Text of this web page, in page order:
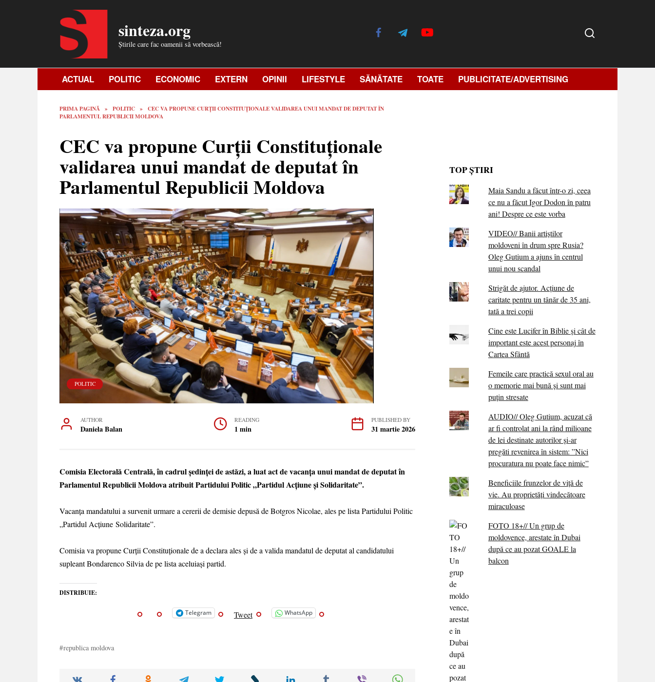
sinteza.org
Știrile care fac oamenii să vorbească!
ACTUAL POLITIC ECONOMIC EXTERN OPINII LIFESTYLE SĂNĂTATE TOATE PUBLICITATE/ADVERTISING
PRIMA PAGINĂ » POLITIC »
CEC VA PROPUNE CURȚII CONSTITUȚIONALE VALIDAREA UNUI MANDAT DE DEPUTAT ÎN
PARLAMENTUL REPUBLICII MOLDOVA
CEC va propune Curții Constituționale
validarea unui mandat de deputat în
Parlamentul Republicii Moldova
POLITIC
AUTHOR
Daniela Balan
READING
1 min
PUBLISHED BY
31 martie 2026
Comisia Electorală Centrală, în cadrul ședinței de astăzi, a luat act de vacanța unui mandat de deputat în
Parlamentul Republicii Moldova atribuit Partidului Politic „Partidul Acțiune și Solidaritate”.
Vacanța mandatului a survenit urmare a cererii de demisie depusă de Botgros Nicolae, ales pe lista Partidului Politic
„Partidul Acțiune Solidaritate”.
Comisia va propune Curții Constituționale de a declara ales și de a valida mandatul de deputat al candidatului
supleant Bondarenco Silvia de pe lista aceluiași partid.
DISTRIBUIE:
Telegram Tweet WhatsApp
republica moldova
TOP ȘTIRI
Maia Sandu a făcut într-o zi, ceea
ce nu a făcut Igor Dodon în patru
ani! Despre ce este vorba
VIDEO// Banii artiștilor
moldoveni în drum spre Rusia?
Oleg Gutium a ajuns în centrul
unui nou scandal
Strigăt de ajutor. Acțiune de
caritate pentru un tânăr de 35 ani,
tată a trei copii
Cine este Lucifer în Biblie și cât de
important este acest personaj în
Cartea Sfântă
Femeile care practică sexul oral au
o memorie mai bună și sunt mai
puțin stresate
AUDIO// Oleg Gutium, acuzat că
ar fi controlat ani la rând milioane
de lei destinate autorilor și-ar
pregăti revenirea în sistem: ”Nici
procuratura nu poate face nimic”
Beneficiile frunzelor de viță de
vie. Au proprietăţi vindecătoare
miraculoase
FOTO 18+// Un grup de
moldovence, arestate în Dubai
după ce au pozat GOALE la
balcon